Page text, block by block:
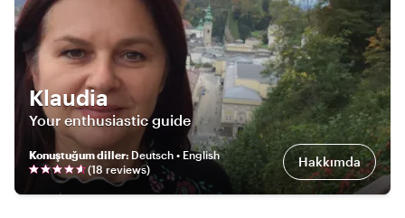
Klaudia
Your enthusiastic guide
Konuştuğum diller: Deutsch • English
(18 reviews) Hakkımda